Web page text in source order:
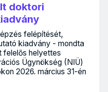
doktori
felépítését,
kiadvány - mondta
felelős helyettes
Ügynökség (NIÜ)
2026. március 31-én